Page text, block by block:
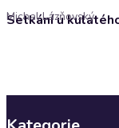
Michal Lázňovský